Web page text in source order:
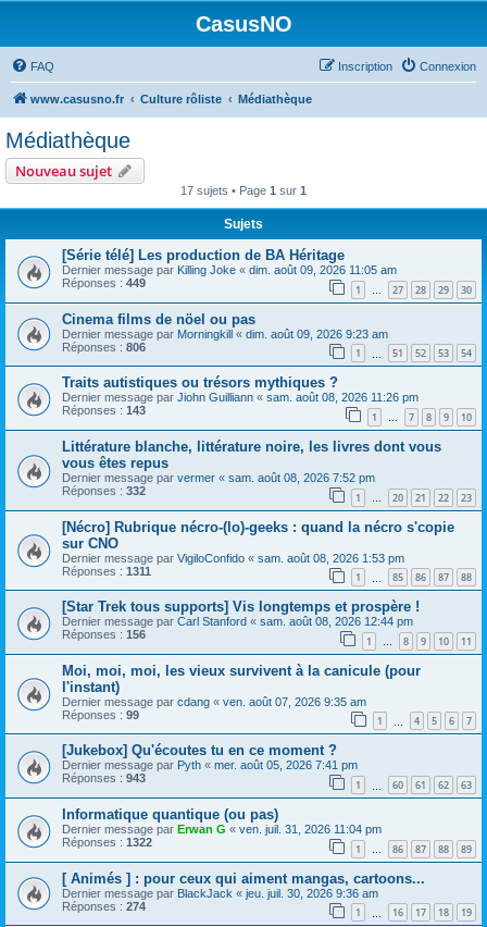
CasusNO
FAQ Connexion
Inscription
www.casusno.fr Culture rôliste Médiathèque
Médiathèque
Nouveau sujet
17 sujets • Page 1 sur 1
Sujets
[Série télé] Les production de BA Héritage
Dernier message par Killing Joke « dim. août 09, 2026 11:05 am
Réponses : 449 1 … 27 28 29 30
Cinema films de nöel ou pas
Dernier message par Morningkill « dim. août 09, 2026 9:23 am
Réponses : 806 1 51 52 53 54
Traits autistiques ou trésors mythiques ?
Dernier message par Jiohn Guilliann « sam. août 08, 2026 11:26 pm
Réponses : 143 1 … 7 8 9 10
Littérature blanche, littérature noire, les livres dont vous
vous êtes repus
Dernier message par vermer « sam. août 08, 2026 7:52 pm
Réponses : 332 1 … 20 21 22 23
[Nécro] Rubrique nécro-(lo)-geeks : quand la nécro s'copie
sur CNO
Dernier message par VigiloConfido « sam. août 08, 2026 1:53 pm
Réponses : 1311 1 85 86 87 88
[Star Trek tous supports] Vis longtemps et prospère !
Dernier message par Carl Stanford « sam. août 08, 2026 12:44 pm
Réponses : 156 1 … 8 9 10 11
Moi, moi, moi, les vieux survivent à la canicule (pour
l'instant)
Dernier message par cdang « ven. août 07, 2026 9:35 am
Réponses : 99 1 4 5 6 7
[Jukebox] Qu'écoutes tu en ce moment ?
Dernier message par Pyth « mer. août 05, 2026 7:41 pm
Réponses : 943 1 60 61 62 63
Informatique quantique (ou pas)
Dernier message par Erwan G « ven. juil. 31, 2026 11:04 pm
Réponses : 1322 1 … 86 87 88 89
[ Animés ] : pour ceux qui aiment mangas, cartoons...
Dernier message par BlackJack « jeu. juil. 30, 2026 9:36 am
Réponses : 274 1 16 17 18 19